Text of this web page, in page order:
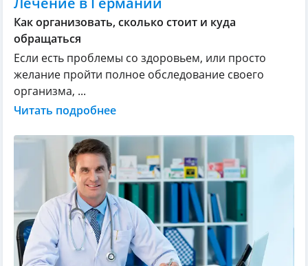
Как организовать, сколько стоит и куда
обращаться
Если есть проблемы со здоровьем, или просто
желание пройти полное обследование своего
организма, ...
Читать подробнее